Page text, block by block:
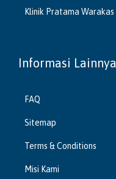
Klinik Pratama Warakas
Informasi Lainnya
FAQ
Sitemap
Terms & Conditions
Misi Kami